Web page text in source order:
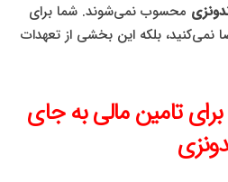
محسوب نمی‌شوند. شما برای
نمی‌کنید، بلکه این بخشی از تعهدات
تامین مالی به جای